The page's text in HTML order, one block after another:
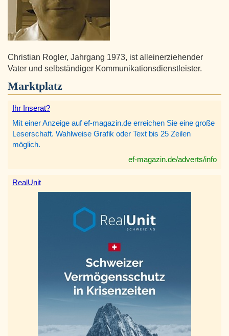
Christian Rogler, Jahrgang 1973, ist alleinerziehender
Vater und selbständiger Kommunikationsdienstleister.
Marktplatz
Ihr Inserat?
Mit einer Anzeige auf ef-magazin.de erreichen Sie eine große
Leserschaft. Wahlweise Grafik oder Text bis 25 Zeilen
möglich.
ef-magazin.de/adverts/info
RealUnit